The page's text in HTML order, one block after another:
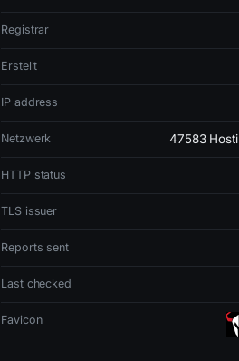
Registrar
Erstellt
IP address
Netzwerk 47583
HTTP status
TLS issuer
Reports sent
Last checked
Favicon